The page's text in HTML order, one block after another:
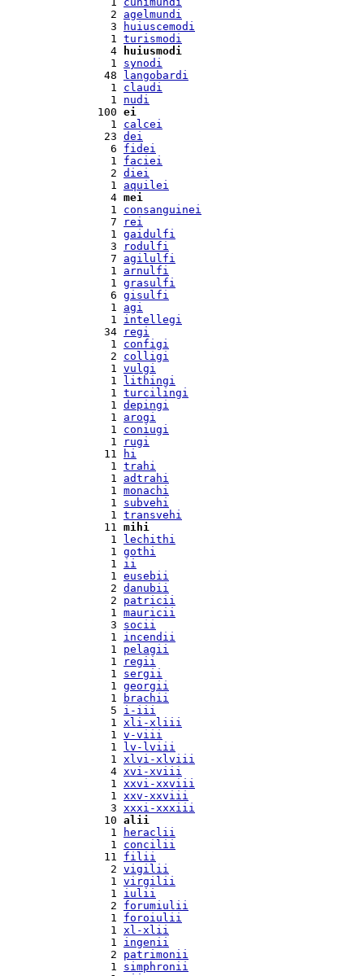
  2
agelmundi
  3
huiuscemodi
  1
turismodi
  4
huiusmodi
  1
synodi
48
langobardi
  1
claudi
  1
nudi
100 ei
  1
calcei
23 dei
  6
fidei
  1
faciei
  2
diei
  1
aquilei
  4
mei
  1
consanguinei
  7
rei
  1
gaidulfi
  3
rodulfi
  7
agilulfi
  1
arnulfi
  1
grasulfi
  6
gisulfi
  1
agi
  1
intellegi
34
regi
  1
configi
  2
colligi
  1
vulgi
  1
lithingi
  1
turcilingi
  1
depingi
  1
arogi
  1
coniugi
  1
rugi
11
hi
  1
trahi
  1
adtrahi
  1
monachi
  1
subvehi
  1
transvehi
11 mihi
  1
lechithi
  1
gothi
  1
ii
  1
eusebii
  2
danubii
  2
patricii
  1
mauricii
  3
socii
  1
incendii
  1
pelagii
  1
regii
  1
sergii
  1
georgii
  1
brachii
  5
i-iii
  1
xli-xliii
  1
v-viii
  1
lv-lviii
  1
xlvi-xlviii
  4
xvi-xviii
  1
xxvi-xxviii
  1
xxv-xxviii
  3
xxxi-xxxiii
10 alii
  1
heraclii
  1
concilii
11 filii
  2
vigilii
  1
virgilii
  1
iulii
  2
forumiulii
  1
foroiulii
  1
xl-xlii
  1
ingenii
  2
patrimonii
  1
simphronii